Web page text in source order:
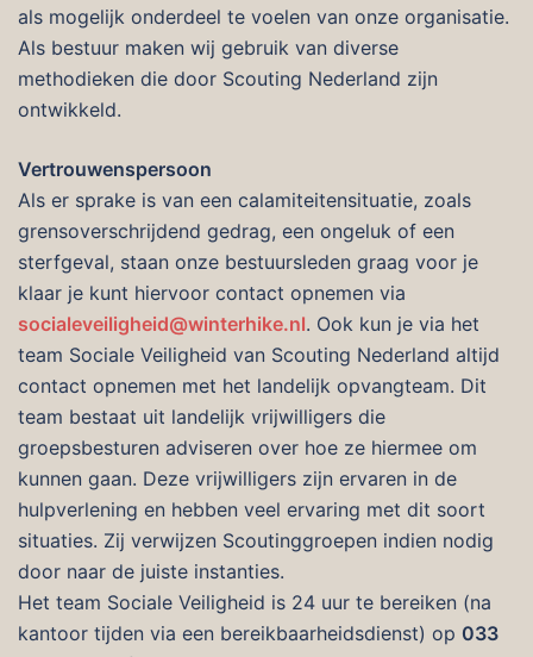
als mogelijk onderdeel te voelen van onze organisatie.
Als bestuur maken wij gebruik van diverse
methodieken die door Scouting Nederland zijn
ontwikkeld.
Vertrouwenspersoon
Als er sprake is van een calamiteitensituatie, zoals
grensoverschrijdend gedrag, een ongeluk of een
sterfgeval, staan onze bestuursleden graag voor je
klaar je kunt hiervoor contact opnemen via
socialeveiligheid@winterhike.nl. Ook kun je via het
team Sociale Veiligheid van Scouting Nederland altijd
contact opnemen met het landelijk opvangteam. Dit
team bestaat uit landelijk vrijwilligers die
groepsbesturen adviseren over hoe ze hiermee om
kunnen gaan. Deze vrijwilligers zijn ervaren in de
hulpverlening en hebben veel ervaring met dit soort
situaties. Zij verwijzen Scoutinggroepen indien nodig
door naar de juiste instanties.
Het team Sociale Veiligheid is 24 uur te bereiken (na
kantoor tijden via een bereikbaarheidsdienst) op 033